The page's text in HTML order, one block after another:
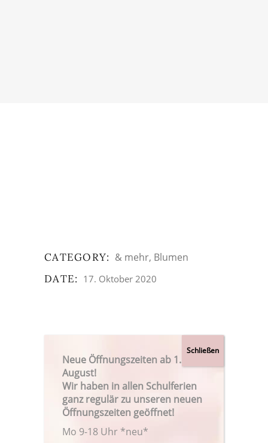
CATEGORY: & mehr Blumen
DATE: 17. Oktober 2020
Neue Öffnungszeiten ab 1.
August!
Wir haben in allen Schulferien
ganz regulär zu unseren neuen
Öffnungszeiten geöffnet!
Mo 9-18 Uhr *neu*